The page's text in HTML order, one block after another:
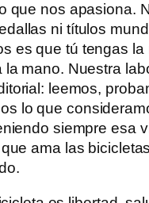
que nos apasiona.
ni títulos
es que tú tengas la
la mano. Nuestra
leemos,
lo que
siempre esa
ama las